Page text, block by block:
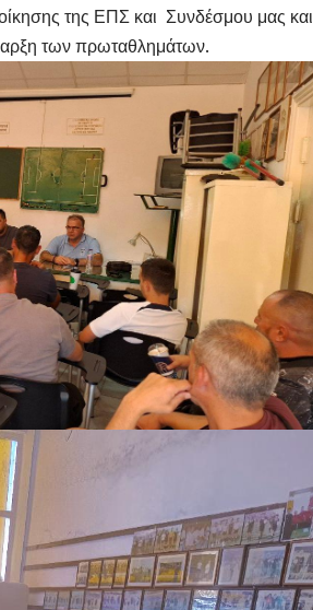
της ΕΠΣ και Συνδέσμου μας και
των πρωταθλημάτων.